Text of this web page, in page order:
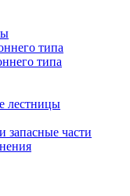
типа
типа
лестницы
запасные части